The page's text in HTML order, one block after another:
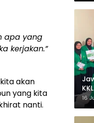
apa yang
kerjakan.”
akan
yang kita
nanti.
16